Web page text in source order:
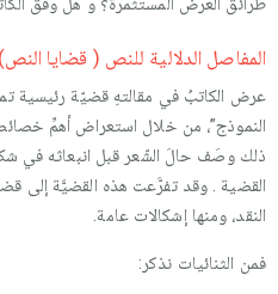
المفاصل الدلالية للنص ( قضايا النص)
عرض الكاتبُ في مقالتهِ قضيّة رئيسية
النموذج”، من خلال استعراض أهمِّ
ذلك وصَف حالَ الشّعر قبل انبعاثه في
القضية . وقد تفرَّعت هذه القضيَّة إلى
النقد، ومنها إشكالات عامة.
فمن الثنائيات نذكر: